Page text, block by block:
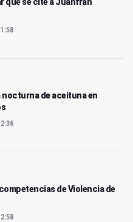
de aceituna en
de Violencia de